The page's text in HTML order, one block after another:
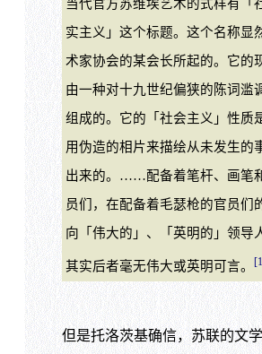
当代官方苏维埃艺术的式样有「
实主义」这个标题。这个名称显
术家协会的某会长所起的。它的
由一种对十九世纪偏狭的陈词滥
组成的。它的「社会主义」性质
用伪造的相片来描绘从未发生的
出来的。……配备着笔杆、画笔
员们，在配备着毛瑟枪的官员们
向「伟大的」、「英明的」领导
其实后者毫无伟大或英明可言。
但是托洛茨基确信，苏联的文学